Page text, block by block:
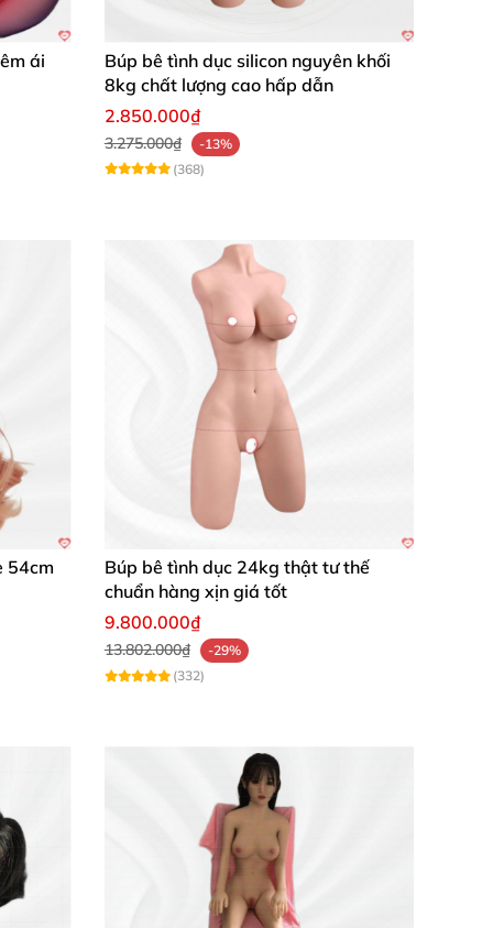
hành tuyệt vời cho các chàng độc thân
nhau, giúp người dùng thỏa mãn tối đa với
thuận tiện và điều chỉnh dễ dàng trong
ái
Búp bê tình dục silicon nguyên khối
8kg chất lượng cao hấp dẫn
2.850.000₫
3.275.000₫
-13%
(368)
54cm
Búp bê tình dục 24kg thật tư thế
chuẩn hàng xịn giá tốt
9.800.000₫
13.802.000₫
-29%
(332)